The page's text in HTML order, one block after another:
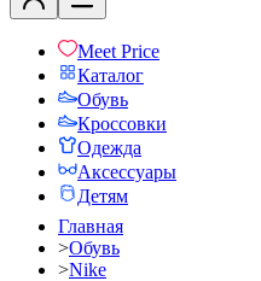
Meet Price
Каталог
Обувь
Кроссовки
Одежда
Аксессуары
Детям
Главная
>Обувь
>Nike